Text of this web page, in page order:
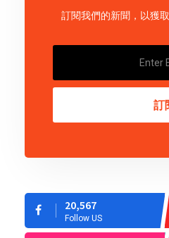
訂閱我們的新聞，以獲
訂
20,567
Follow US